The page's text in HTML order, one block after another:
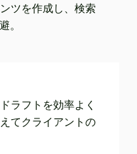
ツを作成し、検索
。
ラフトを効率よく
てクライアントの